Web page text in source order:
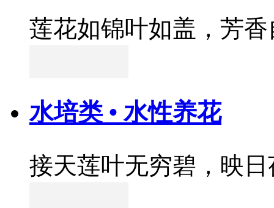
莲花如锦叶如盖，芳
水培类 • 水性养花
接天莲叶无穷碧，映